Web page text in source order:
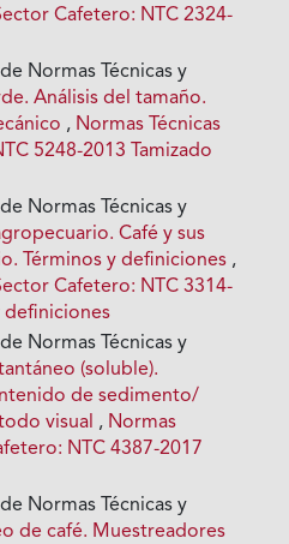
Cafetero: NTC 2324-
Normas Técnicas y
Análisis del tamaño.
, Normas Técnicas
5248-2013 Tamizado
Normas Técnicas y
Café y sus
Términos y definiciones ,
Cafetero: NTC 3314-
definiciones
Normas Técnicas y
(soluble).
de sedimento/
visual , Normas
NTC 4387-2017
Normas Técnicas y
de café. Muestreadores